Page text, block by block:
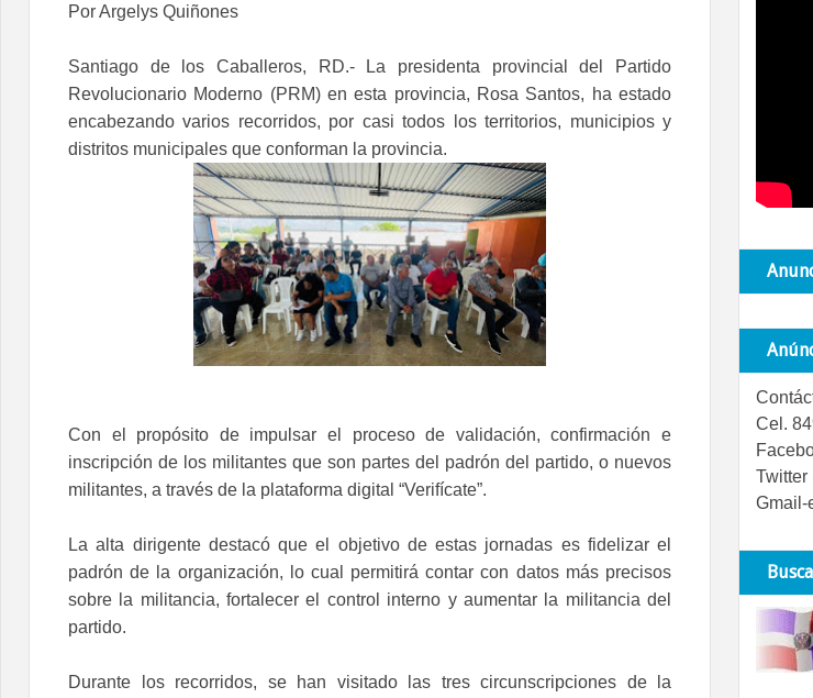
Por Argelys Quiñones
Santiago de los Caballeros, RD.- La presidenta provincial del Partido
Revolucionario Moderno (PRM) en esta provincia, Rosa Santos, ha estado
encabezando varios recorridos, por casi todos los territorios, municipios y
distritos municipales que conforman la provincia.
Con el propósito de impulsar el proceso de validación, confirmación e
inscripción de los militantes que son partes del padrón del partido, o nuevos
militantes, a través de la plataforma digital “Verifícate”.
La alta dirigente destacó que el objetivo de estas jornadas es fidelizar el
padrón de la organización, lo cual permitirá contar con datos más precisos
sobre la militancia, fortalecer el control interno y aumentar la militancia del
partido.
Durante los recorridos, se han visitado las tres circunscripciones de la
Cel.
Twitter
Gmail-